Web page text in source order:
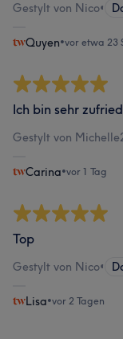
Gestylt von Nico•
Quyen•vor etwa 23
Ich bin sehr
Gestylt von
Carina•vor 1 Tag
Top
Gestylt von Nico•
Lisa•vor 2 Tagen